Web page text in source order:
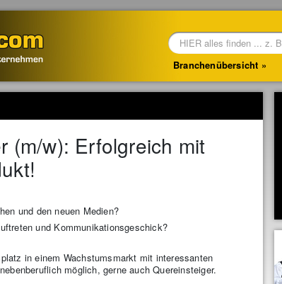
Branchenübersicht
(m/w): Erfolgreich mit
und den neuen Medien?
und Kommunikationsgeschick?
in einem Wachstumsmarkt mit interessanten
möglich, gerne auch Quereinsteiger.